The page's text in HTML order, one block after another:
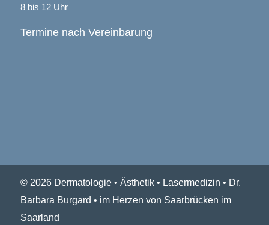
8 bis 12 Uhr
Termine nach Vereinbarung
© 2026 Dermatologie • Ästhetik • Lasermedizin • Dr.
Barbara Burgard • im Herzen von Saarbrücken im
Saarland